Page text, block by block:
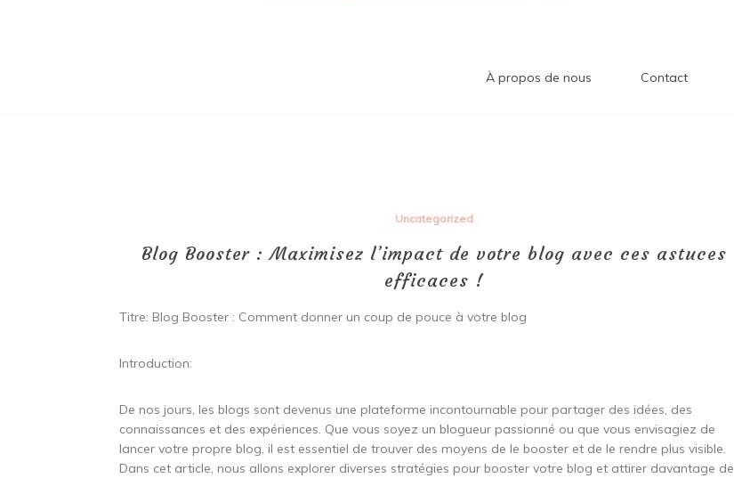
À propos de nous Contact
Uncategorized
Blog Booster : Maximisez l’impact de votre blog avec ces astuces
efficaces !
Titre: Blog Booster : Comment donner un coup de pouce à votre blog
Introduction:
De nos jours, les blogs sont devenus une plateforme incontournable pour partager des idées, des
connaissances et des expériences. Que vous soyez un blogueur passionné ou que vous envisagiez de
lancer votre propre blog, il est essentiel de trouver des moyens de le booster et de le rendre plus visible.
Dans cet article, nous allons explorer diverses stratégies pour booster votre blog et attirer davantage de